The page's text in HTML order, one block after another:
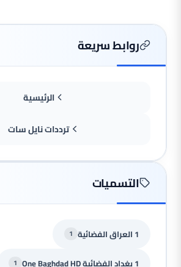
روابط سريعة
الرئيسية
ترددات نايل سات
التسميات
1 العراق الفضائية 1
1 بغداد الفضائية One Baghdad HD 1